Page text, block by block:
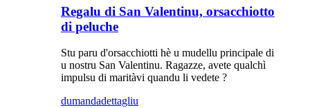
Regalu di San Valentinu, orsacchiotto
di peluche
Stu paru d'orsacchiotti hè u mudellu principale di
u nostru San Valentinu. Ragazze, avete qualchì
impulsu di maritàvi quandu li vedete ?
dumandadettagliu